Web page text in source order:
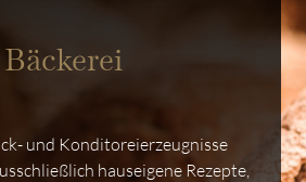
Bäckerei
und Konditoreierzeugnisse
hauseigene Rezepte,